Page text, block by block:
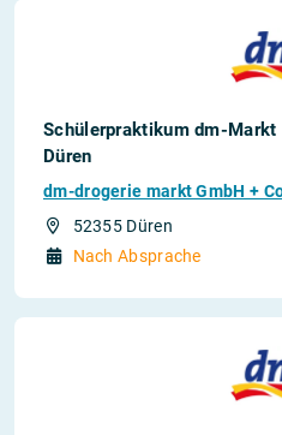
Schülerpraktikum dm-
Düren
dm-drogerie markt GmbH +
52355 Düren
Nach Absprache